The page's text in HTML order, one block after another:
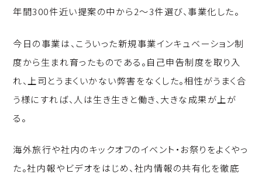
年間300件近い提案の中から2～3件選び、事業化した。
今日の事業は、こういった新規事業インキュベーション制
度から生まれ育ったものである。自己申告制度を取り入
れ、上司とうまくいかない弊害をなくした。相性がうまく合
う様にすれば、人は生き生きと働き、大きな成果が上が
る。
海外旅行や社内のキックオフのイベント・お祭りをよくやっ
た。社内報やビデオをはじめ、社内情報の共有化を徹底